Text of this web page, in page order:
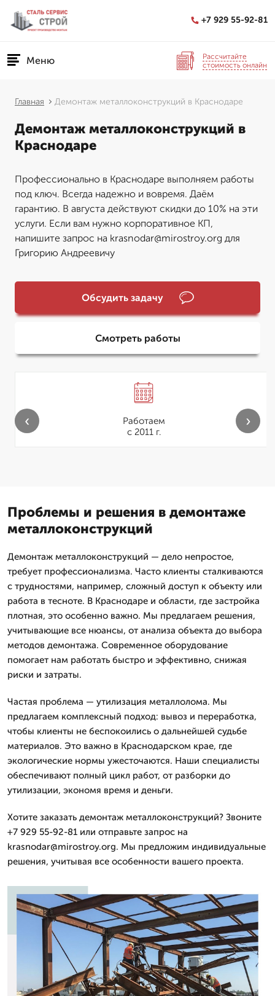
+7 929 55-92-81
Меню
Рассчитайте
стоимость онлайн
Главная Демонтаж металлоконструкций в Краснодаре
Демонтаж металлоконструкций в
Краснодаре
Профессионально в Краснодаре выполняем работы
под ключ. Всегда надежно и вовремя. Даём
гарантию. В августа действуют скидки до 10% на эти
услуги. Если вам нужно корпоративное КП,
напишите запрос на krasnodar@mirostroy.org для
Григорию Андреевичу
Обсудить задачу
Смотреть работы
Работаем
с 2011 г.
‹ ›
Проблемы и решения в демонтаже
металлоконструкций
Демонтаж металлоконструкций — дело непростое,
требует профессионализма. Часто клиенты сталкиваются
с трудностями, например, сложный доступ к объекту или
работа в тесноте. В Краснодаре и области, где застройка
плотная, это особенно важно. Мы предлагаем решения,
учитывающие все нюансы, от анализа объекта до выбора
методов демонтажа. Современное оборудование
помогает нам работать быстро и эффективно, снижая
риски и затраты.
Частая проблема — утилизация металлолома. Мы
предлагаем комплексный подход: вывоз и переработка,
чтобы клиенты не беспокоились о дальнейшей судьбе
материалов. Это важно в Краснодарском крае, где
экологические нормы ужесточаются. Наши специалисты
обеспечивают полный цикл работ, от разборки до
утилизации, экономя время и деньги.
Хотите заказать демонтаж металлоконструкций? Звоните
+7 929 55-92-81 или отправьте запрос на
krasnodar@mirostroy.org. Мы предложим индивидуальные
решения, учитывая все особенности вашего проекта.